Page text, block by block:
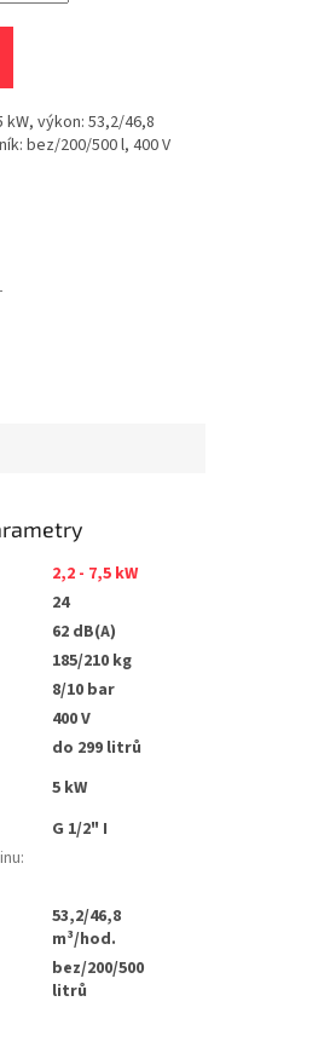
výkon: 53,2/46,8
bez/200/500 l, 400 V
2,2 - 7,5 kW
24
62 dB(A)
185/210 kg
8/10 bar
400 V
do 299 litrů
5 kW
G 1/2" I
:
53,2/46,8
m³/hod.
bez/200/500
litrů